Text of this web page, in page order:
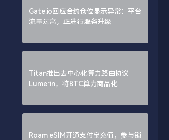
Gate.io回应合约仓位显示异常：平台
流量过高，正进行服务升级
Titan推出去中心化算力路由协议
Lumerin，将BTC算力商品化
Roam eSIM开通支付宝充值，参与锁